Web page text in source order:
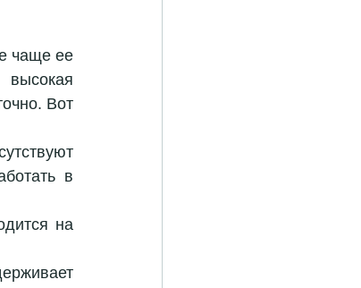
чаще ее
Вот
в
на